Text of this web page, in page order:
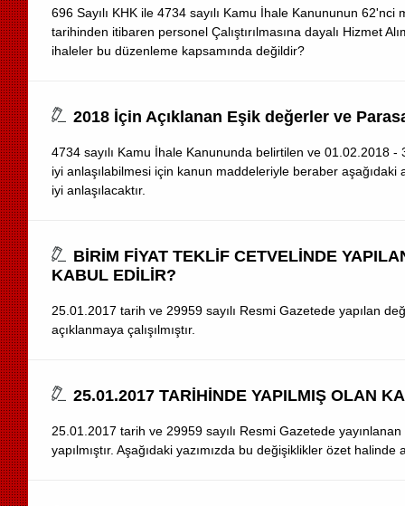
696 Sayılı KHK ile 4734 sayılı Kamu İhale Kanununun
tarihinden itibaren personel Çalıştırılmasına dayalı Hizmet
ihaleler bu düzenleme kapsamında değildir?
2018 İçin Açıklanan Eşik değerler ve
4734 sayılı Kamu İhale Kanununda belirtilen ve 01.02.2018
iyi anlaşılabilmesi için kanun maddeleriyle beraber
iyi anlaşılacaktır.
BİRİM FİYAT TEKLİF CETVELİNDE
KABUL EDİLİR?
25.01.2017 tarih ve 29959 sayılı Resmi Gazetede yapılan
açıklanmaya çalışılmıştır.
25.01.2017 TARİHİNDE YAPILMIŞ OLAN
25.01.2017 tarih ve 29959 sayılı Resmi Gazetede
yapılmıştır. Aşağıdaki yazımızda bu değişiklikler özet halinde